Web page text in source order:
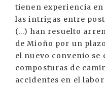
tienen experiencia
las intrigas entre
(...) han resuelto
de Mioño por un
el nuevo convenio se
composturas de
accidentes en el